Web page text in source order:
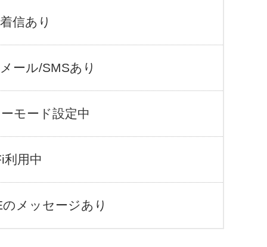
信あり
ール/SMSあり
モード設定中
利用中
のメッセージあり